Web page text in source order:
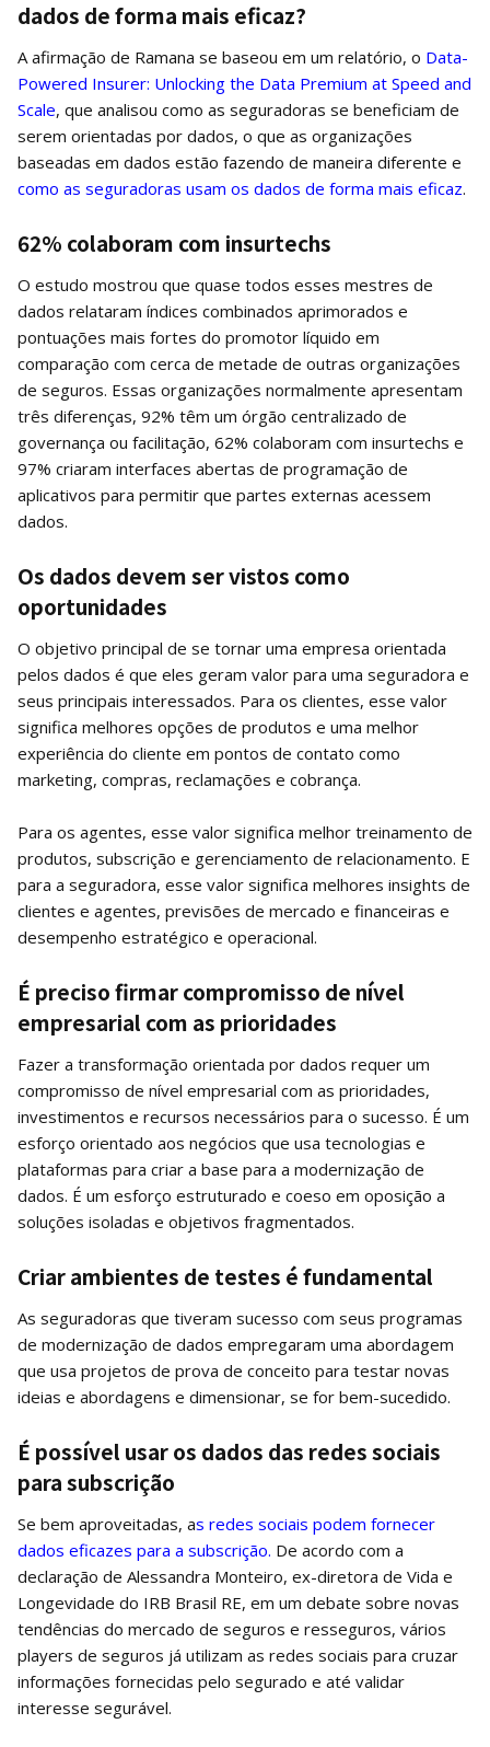
dados de forma mais eficaz?
A afirmação de Ramana se baseou em um relatório, o Data-
Powered Insurer: Unlocking the Data Premium at Speed ​​and
Scale, que analisou como as seguradoras se beneficiam de
serem orientadas por dados, o que as organizações
baseadas em dados estão fazendo de maneira diferente e
como as seguradoras usam os dados de forma mais eficaz.
62% colaboram com insurtechs
O estudo mostrou que quase todos esses mestres de
dados relataram índices combinados aprimorados e
pontuações mais fortes do promotor líquido em
comparação com cerca de metade de outras organizações
de seguros. Essas organizações normalmente apresentam
três diferenças, 92% têm um órgão centralizado de
governança ou facilitação, 62% colaboram com insurtechs e
97% criaram interfaces abertas de programação de
aplicativos para permitir que partes externas acessem
dados.
Os dados devem ser vistos como
oportunidades
O objetivo principal de se tornar uma empresa orientada
pelos dados é que eles geram valor para uma seguradora e
seus principais interessados. Para os clientes, esse valor
significa melhores opções de produtos e uma melhor
experiência do cliente em pontos de contato como
marketing, compras, reclamações e cobrança.
Para os agentes, esse valor significa melhor treinamento de
produtos, subscrição e gerenciamento de relacionamento. E
para a seguradora, esse valor significa melhores insights de
clientes e agentes, previsões de mercado e financeiras e
desempenho estratégico e operacional.
É preciso firmar compromisso de nível
empresarial com as prioridades
Fazer a transformação orientada por dados requer um
compromisso de nível empresarial com as prioridades,
investimentos e recursos necessários para o sucesso. É um
esforço orientado aos negócios que usa tecnologias e
plataformas para criar a base para a modernização de
dados. É um esforço estruturado e coeso em oposição a
soluções isoladas e objetivos fragmentados.
Criar ambientes de testes é fundamental
As seguradoras que tiveram sucesso com seus programas
de modernização de dados empregaram uma abordagem
que usa projetos de prova de conceito para testar novas
ideias e abordagens e dimensionar, se for bem-sucedido.
É possível usar os dados das redes sociais
para subscrição
Se bem aproveitadas, as redes sociais podem fornecer
dados eficazes para a subscrição. De acordo com a
declaração de Alessandra Monteiro, ex-diretora de Vida e
Longevidade do IRB Brasil RE, em um debate sobre novas
tendências do mercado de seguros e resseguros, vários
players de seguros já utilizam as redes sociais para cruzar
informações fornecidas pelo segurado e até validar
interesse segurável.